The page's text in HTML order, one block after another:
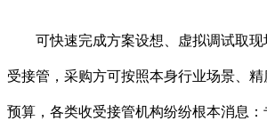
可快速完成方案设想、虚拟调试取现
受接管，采购方可按照本身行业场景、
预算，各类收受接管机构纷纷根本消息